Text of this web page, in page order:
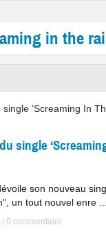
in the
single
son nouveau
un tout nouvel enre ...
0 commentaire